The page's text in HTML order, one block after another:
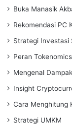
Buka Manasik
Rekomendasi PC
Strategi Investasi
Peran Tokenomics
Mengenal
Insight
Cara Menghitung
Strategi UMKM